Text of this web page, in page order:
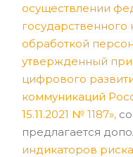
осуществлении
государственного
обработкой
утвержденный
цифрового
коммуникаций
15.11.2021 № 1187»,
предлагается
индикаторов